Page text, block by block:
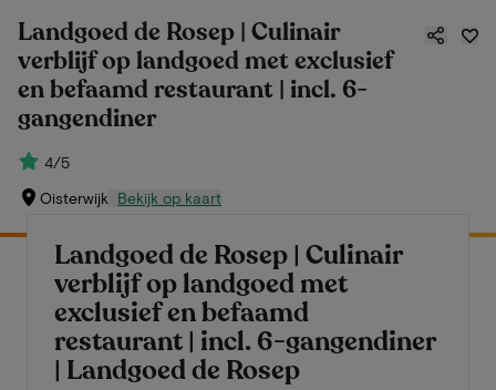
Landgoed de Rosep | Culinair
verblijf op landgoed met exclusief
en befaamd restaurant | incl. 6-
gangendiner
4/5
Oisterwijk Bekijk op kaart
Landgoed de Rosep | Culinair
verblijf op landgoed met
exclusief en befaamd
restaurant | incl. 6-gangendiner
| Landgoed de Rosep